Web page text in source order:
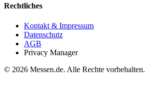
Rechtliches
Kontakt & Impressum
Datenschutz
AGB
Privacy Manager
© 2026 Messen.de. Alle Rechte vorbehalten.